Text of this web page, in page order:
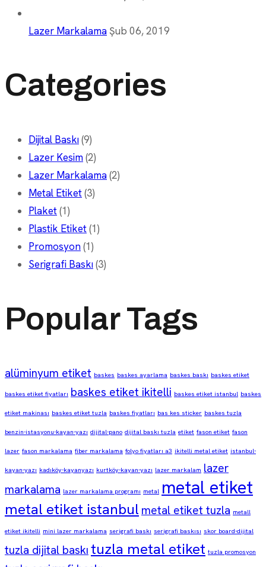
Lazer Markalama Şub 06, 2019
Categories
Dijital Baskı(9)
Lazer Kesim(2)
Lazer Markalama(2)
Metal Etiket(3)
Plaket(1)
Plastik Etiket(1)
Promosyon(1)
Serigrafi Baskı(3)
Popular Tags
alüminyum etiket baskes baskes ayarlama baskes baskı baskes etiket
baskes etiket fiyatları baskes etiket ikitelli baskes etiket istanbul baskes
etiket makinası baskes etiket tuzla baskes fiyatları bas kes sticker baskes tuzla
benzin-istasyonu-kayan-yazı dijital-pano dijital baskı tuzla etiket fason etiket fason
lazer fason markalama fiber markalama folyo fiyatları a3 ikitelli metal etiket istanbul-
kayan-yazı kadıköy-kayanyazı kurtköy-kayan-yazı lazer markalam lazer
markalama lazer markalama programı metal metal etiket
metal etiket istanbul metal etiket tuzla metall
etiket ikitelli mini lazer markalama serigrafi baskı serigrafi baskısı skor board-dijital
tuzla dijital baskı tuzla metal etiket tuzla promosyon